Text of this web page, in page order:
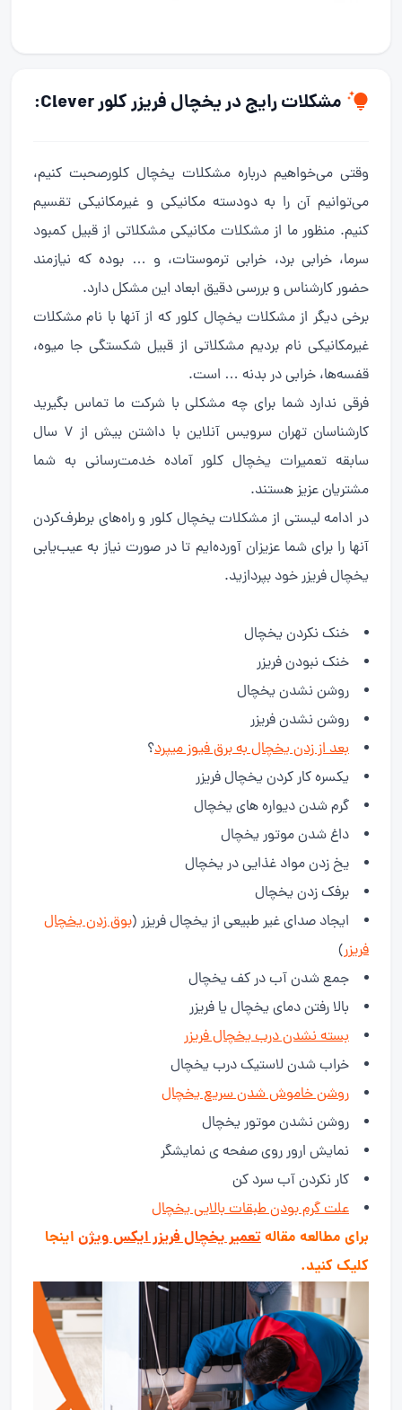
مشکلات رایج در یخچال فریزر کلور Clever:
وقتی می‌خواهیم درباره مشکلات یخچال کلورصحبت کنیم،
می‌توانیم آن را به دودسته مکانیکی و غیرمکانیکی تقسیم
کنیم. منظور ما از مشکلات مکانیکی مشکلاتی از قبیل کمبود
سرما، خرابی برد، خرابی ترموستات، و … بوده که نیازمند
حضور کارشناس و بررسی دقیق ابعاد این مشکل دارد.
برخی دیگر از مشکلات یخچال کلور که از آنها با نام مشکلات
غیرمکانیکی نام بردیم مشکلاتی از قبیل شکستگی جا میوه،
قفسه‌ها، خرابی در بدنه … است.
فرقی ندارد شما برای چه مشکلی با شرکت ما تماس بگیرید
کارشناسان تهران سرویس آنلاین با داشتن بیش از 7 سال
سابقه تعمیرات یخچال کلور آماده خدمت‌رسانی به شما
مشتریان عزیز هستند.
در ادامه لیستی از مشکلات یخچال کلور و راه‌های برطرف‌کردن
آنها را برای شما عزیزان آورده‌ایم تا در صورت نیاز به عیب‌یابی
یخچال فریزر خود بپردازید.
خنک نکردن یخچال
خنک نبودن فریزر
روشن نشدن یخچال
روشن نشدن فریزر
بعد از زدن یخچال به برق فیوز میپرد؟
یکسره کار کردن یخچال فریزر
گرم شدن دیواره های یخچال
داغ شدن موتور یخچال
یخ زدن مواد غذایی در یخچال
برفک زدن یخچال
ایجاد صدای غیر طبیعی از یخچال فریزر (بوق زدن یخچال
فریزر)
جمع شدن آب در کف یخچال
بالا رفتن دمای یخچال یا فریزر
بسته نشدن درب یخچال فریزر
خراب شدن لاستیک درب یخچال
روشن خاموش شدن سریع یخچال
روشن نشدن موتور یخچال
نمایش ارور روی صفحه ی نمایشگر
کار نکردن آب سرد کن
علت گرم بودن طبقات بالایی یخچال
برای مطالعه مقالهتعمیر یخچال فریزر ایکس ویژن اینجا
کلیک کنید.